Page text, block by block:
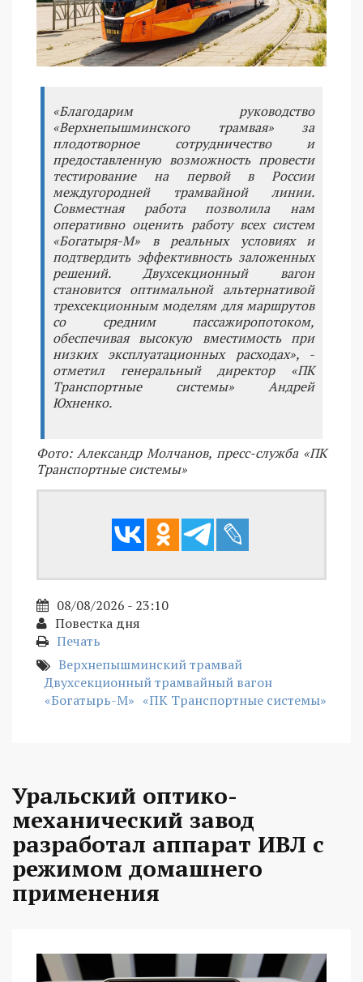
«Благодарим руководство
«Верхнепышминского трамвая» за
плодотворное сотрудничество и
предоставленную возможность провести
тестирование на первой в России
междугородней трамвайной линии.
Совместная работа позволила нам
оперативно оценить работу всех систем
«Богатыря-М» в реальных условиях и
подтвердить эффективность заложенных
решений. Двухсекционный вагон
становится оптимальной альтернативой
трехсекционным моделям для маршрутов
со средним пассажиропотоком,
обеспечивая высокую вместимость при
низких эксплуатационных расходах», -
отметил генеральный директор «ПК
Транспортные системы» Андрей
Юхненко.
Фото: Александр Молчанов, пресс-служба «ПК
Транспортные системы»
08/08/2026 - 23:10
Повестка дня
Печать
Верхнепышминский трамвай
Двухсекционный трамвайный вагон
«Богатырь-М» «ПК Транспортные системы»
Уральский оптико-
механический завод
разработал аппарат ИВЛ с
режимом домашнего
применения